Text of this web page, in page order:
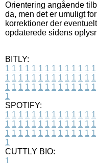
Orientering angående
da, men det er umuligt
korrektioner der
opdaterede sidens
BITLY:
1 1 1 1 1 1 1 1 1 1 1 1 1 1
1 1 1 1 1 1 1 1 1 1 1 1 1 1
1 1 1 1 1 1 1 1 1 1 1 1 1 1
1
SPOTIFY:
1 1 1 1 1 1 1 1 1 1 1 1 1 1
1 1 1 1 1 1 1 1 1 1 1 1 1 1
1 1 1 1 1 1 1 1 1 1 1 1 1 1
1
CUTTLY BIO:
1